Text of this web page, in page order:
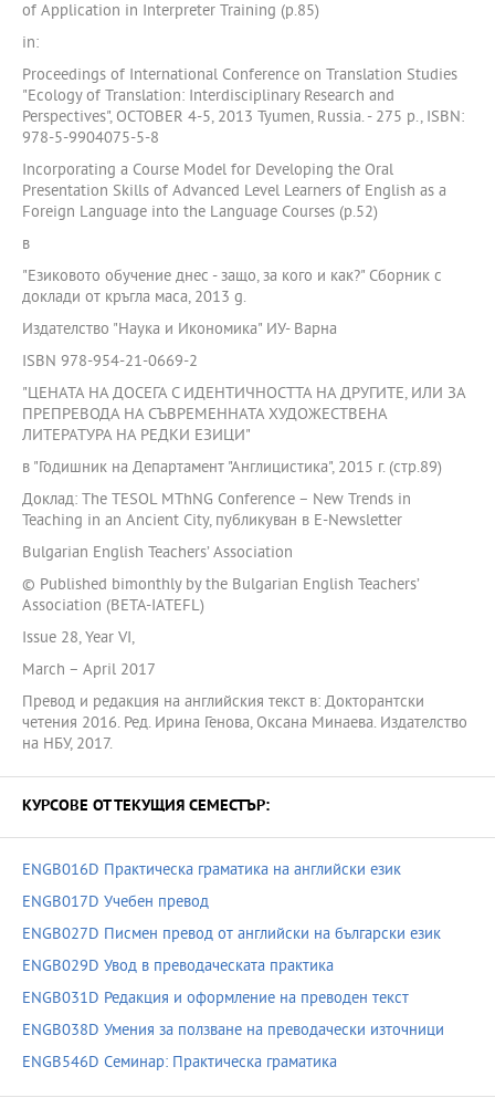
of Application in Interpreter Training (p.85)
in:
Proceedings of International Conference on Translation Studies
"Ecology of Translation: Interdisciplinary Research and
Perspectives", OCTOBER 4-5, 2013 Tyumen, Russia. - 275 p., ISBN:
978-5-9904075-5-8
Incorporating a Course Model for Developing the Oral
Presentation Skills of Advanced Level Learners of English as a
Foreign Language into the Language Courses (p.52)
в
"Езиковото обучение днес - защо, за кого и как?" Сборник с
доклади от кръгла маса, 2013 g.
Издателство "Наука и Икономика" ИУ- Варна
ISBN 978-954-21-0669-2
"ЦЕНАТА НА ДОСЕГА С ИДЕНТИЧНОСТТА НА ДРУГИТЕ, ИЛИ ЗА
ПРЕПРЕВОДА НА СЪВРЕМЕННАТА ХУДОЖЕСТВЕНА
ЛИТЕРАТУРА НА РЕДКИ ЕЗИЦИ"
в "Годишник на Департамент "Англицистика", 2015 г. (стр.89)
Доклад: The TESOL MThNG Conference – New Trends in
Teaching in an Ancient City, публикуван в E-Newsletter
Bulgarian English Teachers’ Association
© Published bimonthly by the Bulgarian English Teachers’
Association (BETA-IATEFL)
Issue 28, Year VI,
March – April 2017
Превод и редакция на английския текст в: Докторантски
четения 2016. Ред. Ирина Генова, Оксана Минаева. Издателство
на НБУ, 2017.
КУРСОВЕ ОТ ТЕКУЩИЯ СЕМЕСТЪР:
ENGB016D Практическа граматика на английски език
ENGB017D Учебен превод
ENGB027D Писмен превод от английски на български език
ENGB029D Увод в преводаческата практика
ENGB031D Редакция и оформление на преводен текст
ENGB038D Умения за ползване на преводачески източници
ENGB546D Семинар: Практическа граматика